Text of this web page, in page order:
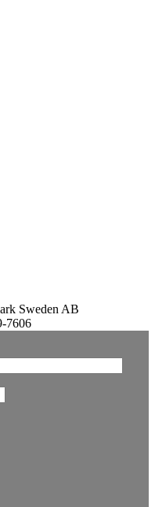
Sweden AB
7606